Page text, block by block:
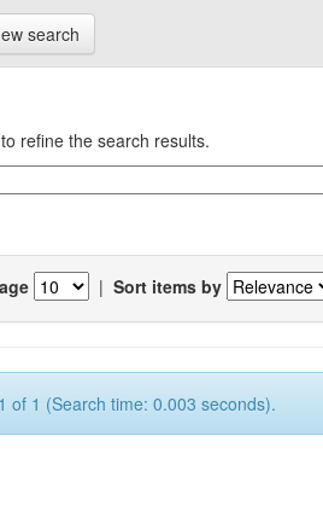
search
refine the search results.
| Sort items by
of 1 (Search time: 0.003 seconds).